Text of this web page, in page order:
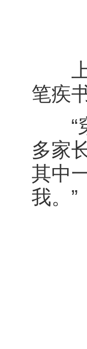
上
笔疾
“穿
多家
其中
我。”